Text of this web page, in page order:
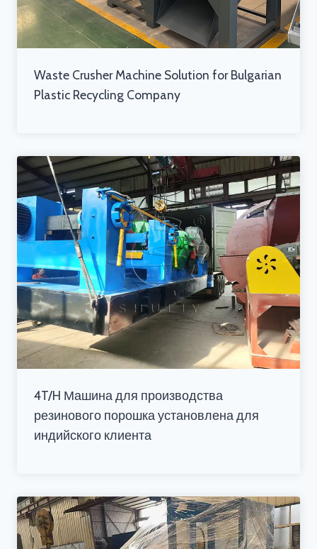
Waste Crusher Machine Solution for Bulgarian
Plastic Recycling Company
4T/H Машина для производства
резинового порошка установлена для
индийского клиента